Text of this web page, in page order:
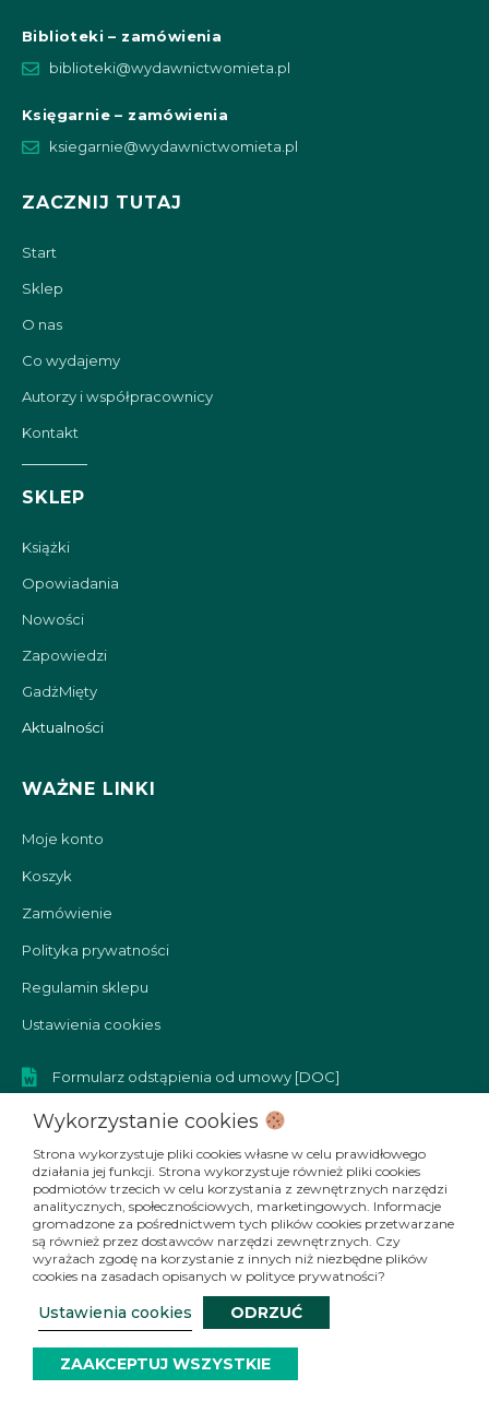
Biblioteki – zamówienia
biblioteki@wydawnictwomieta.pl
Księgarnie – zamówienia
ksiegarnie@wydawnictwomieta.pl
ZACZNIJ TUTAJ
Start
Sklep
O nas
Co wydajemy
Autorzy i współpracownicy
Kontakt
SKLEP
Książki
Opowiadania
Nowości
Zapowiedzi
GadżMięty
Aktualności
WAŻNE LINKI
Moje konto
Koszyk
Zamówienie
Polityka prywatności
Regulamin sklepu
Ustawienia cookies
Formularz odstąpienia od umowy [DOC]
Formularz reklamacyjny [DOC]
SOCIAL MEDIA
F
a
c
e
b
o
o
I
n
s
t
a
g
r
Y
o
u
t
u
b
e
T
i
k
t
o
k
© 2026 Wydawnictwo Mięta
Strona pod troskliwymi skrzydłami
Wykorzystanie cookies
Strona wykorzystuje pliki cookies własne w celu prawidłowego
działania jej funkcji. Strona wykorzystuje również pliki cookies
podmiotów trzecich w celu korzystania z zewnętrznych narzędzi
analitycznych, społecznościowych, marketingowych. Informacje
gromadzone za pośrednictwem tych plików cookies przetwarzane
są również przez dostawców narzędzi zewnętrznych. Czy
wyrażach zgodę na korzystanie z innych niż niezbędne plików
cookies na zasadach opisanych w polityce prywatności?
Ustawienia cookies ODRZUĆ
ZAAKCEPTUJ WSZYSTKIE